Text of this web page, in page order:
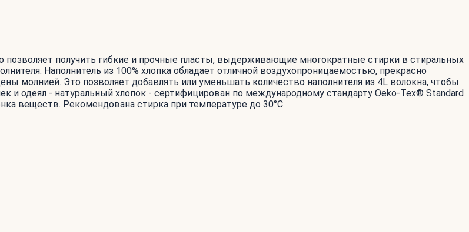
позволяет получить гибкие и прочные пласты, выдерживающие многократные стирки в стиральных
Наполнитель из 100% хлопка обладает отличной воздухопроницаемостью, прекрасно
молнией. Это позволяет добавлять или уменьшать количество наполнителя из 4L волокна, чтобы
и одеял - натуральный хлопок - сертифицирован по международному стандарту Oeko-Tex® Standard
веществ. Рекомендована стирка при температуре до 30°С.